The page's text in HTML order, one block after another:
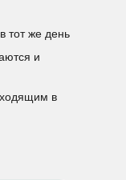
тот же день
и
в